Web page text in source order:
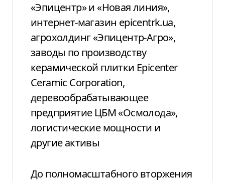
«Эпицентр» и «Новая линия»,
интернет-магазин epicentrk.ua,
агрохолдинг «Эпицентр-Агро»,
заводы по производству
керамической плитки Epicenter
Ceramic Corporation,
деревообрабатывающее
предприятие ЦБМ «Осмолода»,
логистические мощности и
другие активы
До полномасштабного вторжения